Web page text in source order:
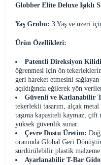
Globber Elite Deluxe Işıklı
Yaş Grubu: 3 Yaş ve üzeri
Ürün Özellikleri:
Patentli Direksiyon
öğrenmesi için ön
geri hareket etmesini
açıldığında eğilerek yön
Güvenli ve Katlanabilir
tekerlekli tasarım, alçak
taşıma kapasiteli kaymaz,
yüksek güvenlik sunar.
Çevre Dostu Üretim:
oranında Global Geri
sürdürülebilir plastik
Ayarlanabilir T-Bar